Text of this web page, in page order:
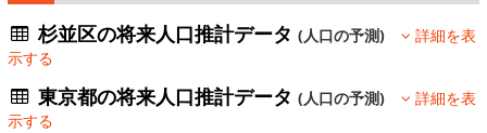
杉並区の将来人口推計データ(人口の予測)
詳細を表
示する
東京都の将来人口推計データ(人口の予測)
詳細を表
示する